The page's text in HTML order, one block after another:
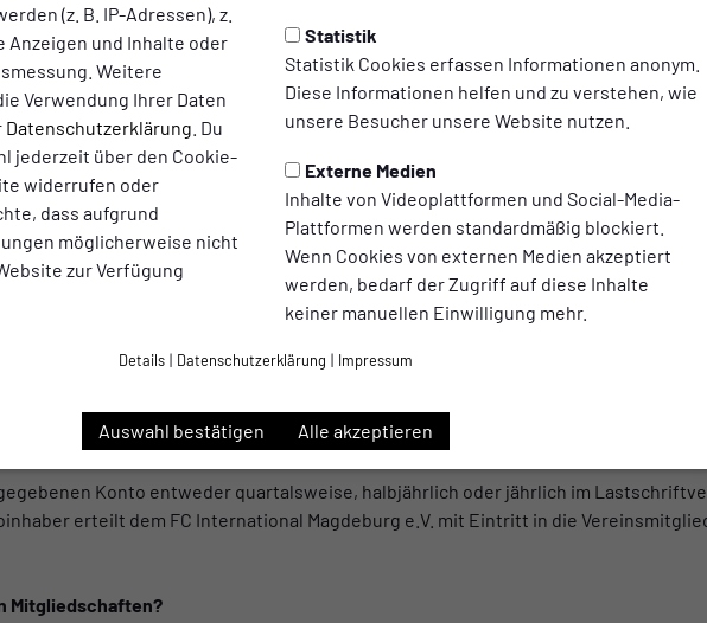
(z. B. IP-Adressen), z.
Anzeigen und Inhalte oder
Weitere
Verwendung Ihrer Daten
Datenschutzerklärung . Du
jederzeit über den Cookie-
widerrufen oder
dass aufgrund
möglicherweise nicht
zur Verfügung
Statistik
Statistik Cookies erfassen Informationen anonym.
Diese Informationen helfen und zu verstehen, wie
unsere Besucher unsere Website nutzen.
Externe Medien
Inhalte von Videoplattformen und Social-Media-
Plattformen werden standardmäßig blockiert.
Wenn Cookies von externen Medien akzeptiert
werden, bedarf der Zugriff auf diese Inhalte
keiner manuellen Einwilligung mehr.
Details | Datenschutzerklärung | Impressum
Auswahl bestätigen Alle akzeptieren
Mitgliedschaft kannst du ein Teil der aufstrebenden Familie des FC International
e.V.
(ab 18 Jahren)
Konto entweder quartalsweise, halbjährlich oder jährlich im
erteilt dem FC International Magdeburg e.V. mit Eintritt in die
Mitgliedschaften?